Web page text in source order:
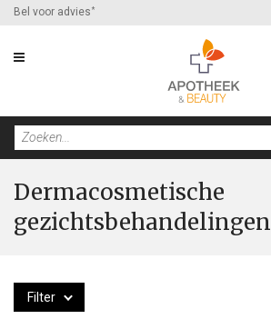
Bel voor advies *
Dermacosmetische
gezichtsbehandelingen
Filter